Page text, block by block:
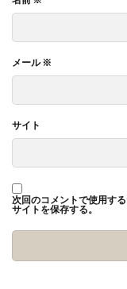
メール※
サイト
次回のコメントで使用す
サイトを保存する。